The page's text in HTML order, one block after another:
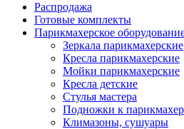
Распродажа
Готовые комплекты
Парикмахерское
Зеркала парикмахерские
Кресла парикмахерские
Мойки парикмахерские
Кресла детские
Стулья мастера
Подножки к
Климазоны, сушуары